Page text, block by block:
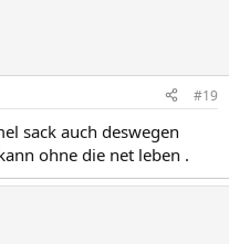
#19
sack auch deswegen
ohne die net leben .